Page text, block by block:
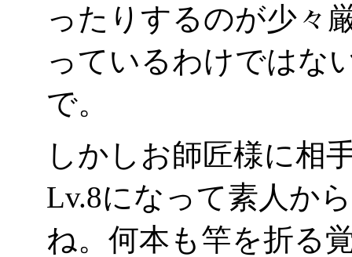
ったりするのが少々
っているわけではな
で。
しかしお師匠様に相
Lv.8になって素人か
ね。何本も竿を折る